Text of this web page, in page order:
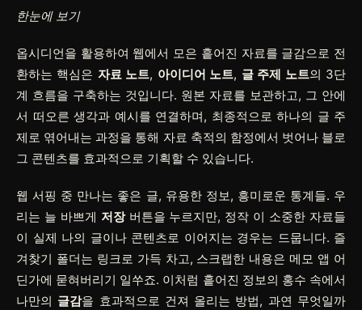
한눈에 보기
옵시디언을 활용하여 웹에서 모은 흩어진 자료를 글감으로 전
환하는 핵심은 자료 노트, 아이디어 노트, 글 주제 노트의 3단
계 흐름을 구축하는 것입니다. 원본 자료를 보관하고, 그 안에
서 떠오른 생각과 예시를 연결하며, 최종적으로 하나의 글 주
제로 엮어내는 과정을 통해 자료 축적의 함정에서 벗어나 블로
그 콘텐츠를 효과적으로 기획할 수 있습니다.
웹 서핑 중 만나는 좋은 글, 유용한 정보, 흥미로운 통계들. 우
리는 늘 바쁘게 저장버튼을 누르지만, 정작 이 소중한 자료들
이 실제 나의 글이나 콘텐츠로 이어지는 경우는 드뭅니다. 즐
겨찾기 폴더는 링크로 가득 차고, 스크랩한 내용은 메모 앱 어
딘가에 묻혀버리기 일쑤죠. 이처럼 흩어진 정보의 홍수 속에서
나만의 글감을 효과적으로 건져 올리는 방법, 과연 무엇일까